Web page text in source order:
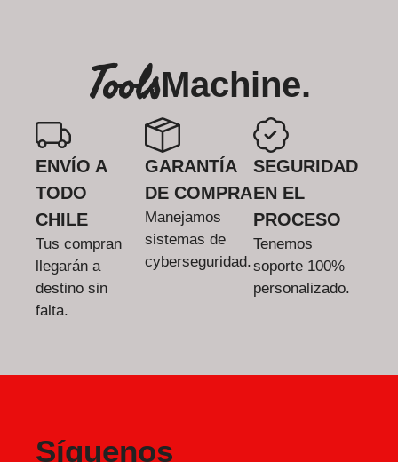
ToolsMachine.
ENVÍO A
TODO
CHILE
Tus compran
llegarán a
destino sin
falta.
GARANTÍA
DE COMPRA
Manejamos
sistemas de
cyberseguridad.
SEGURIDAD
EN EL
PROCESO
Tenemos
soporte 100%
personalizado.
Síguenos